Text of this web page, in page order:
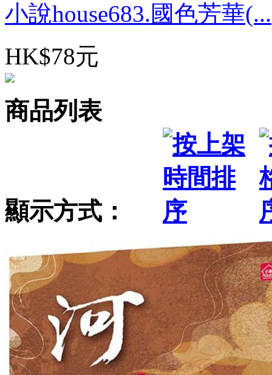
小說house683.國色芳華(...
HK$78元
商品列表
顯示方式：